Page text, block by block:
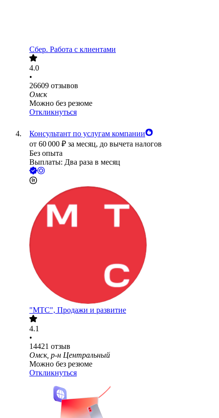
Сбер. Работа с клиентами
4.0
•
26609 отзывов
Омск
Можно без резюме
Откликнуться
Консультант по услугам компании
от 60 000 ₽ за месяц, до вычета налогов
Без опыта
Выплаты: Два раза в месяц
"МТС", Продажи и развитие
4.1
•
14421 отзыв
Омск, р-н Центральный
Можно без резюме
Откликнуться